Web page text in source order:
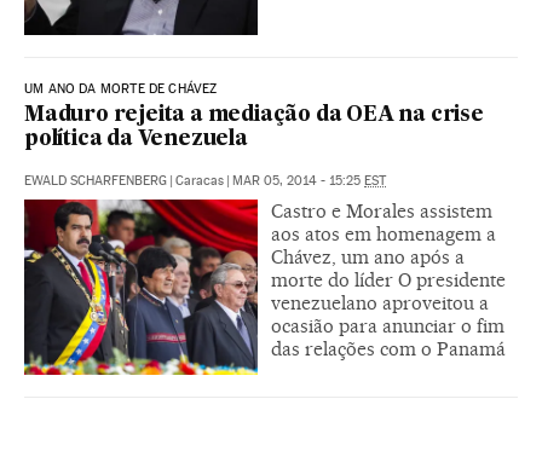
UM ANO DA MORTE DE CHÁVEZ
Maduro rejeita a mediação da OEA na crise
política da Venezuela
EWALD SCHARFENBERG Caracas MAR 05, 2014 - 15:25 EST
Castro e Morales assistem
aos atos em homenagem a
Chávez, um ano após a
morte do líder O presidente
venezuelano aproveitou a
ocasião para anunciar o fim
das relações com o Panamá